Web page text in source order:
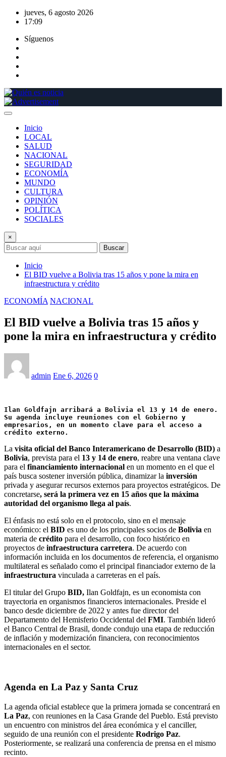
Saltar
jueves, 6 agosto 2026
17:09
Síguenos
Inicio
LOCAL
SALUD
NACIONAL
SEGURIDAD
ECONOMÍA
MUNDO
CULTURA
OPINIÓN
POLÍTICA
SOCIALES
×
Buscar
Inicio
El BID vuelve a Bolivia tras 15 años y pone la mira en
infraestructura y crédito
ECONOMÍA NACIONAL
El BID vuelve a Bolivia tras 15 años y
pone la mira en infraestructura y crédito
admin Ene 6, 2026 0
Ilan Goldfajn arribará a Bolivia el 13 y 14 de enero.
Su agenda incluye reuniones con el Gobierno y
empresarios, en un momento clave para el acceso a
crédito externo.
La visita oficial del Banco Interamericano de Desarrollo (BID) a
Bolivia, prevista para el 13 y 14 de enero, reabre una ventana clave
para el financiamiento internacional en un momento en el que el
país busca sostener inversión pública, dinamizar la inversión
privada y asegurar recursos externos para proyectos estratégicos. De
concretarse, será la primera vez en 15 años que la máxima
autoridad del organismo llega al país.
El énfasis no está solo en el protocolo, sino en el mensaje
económico: el BID es uno de los principales socios de Bolivia en
materia de crédito para el desarrollo, con foco histórico en
proyectos de infraestructura carretera. De acuerdo con
información incluida en los documentos de referencia, el organismo
multilateral es señalado como el principal financiador externo de la
infraestructura vinculada a carreteras en el país.
El titular del Grupo BID, Ilan Goldfajn, es un economista con
trayectoria en organismos financieros internacionales. Preside el
banco desde diciembre de 2022 y antes fue director del
Departamento del Hemisferio Occidental del FMI. También lideró
el Banco Central de Brasil, donde condujo una etapa de reducción
de inflación y modernización financiera, con reconocimientos
internacionales en el sector.
Agenda en La Paz y Santa Cruz
La agenda oficial establece que la primera jornada se concentrará en
La Paz, con reuniones en la Casa Grande del Pueblo. Está previsto
un encuentro con ministros del área económica y el canciller,
seguido de una reunión con el presidente Rodrigo Paz.
Posteriormente, se realizará una conferencia de prensa en el mismo
recinto.